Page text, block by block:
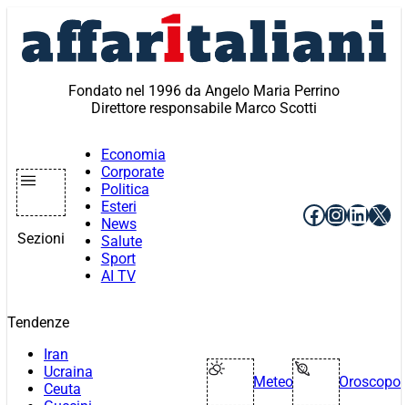
contenuto
Fondato nel 1996 da Angelo Maria Perrino
Direttore responsabile Marco Scotti
Sezioni
Economia
Corporate
Politica
Esteri
News
Salute
Sport
AI TV
Facebook
X
Tendenze
Iran
Ucraina
Ceuta
Meteo Oroscopo